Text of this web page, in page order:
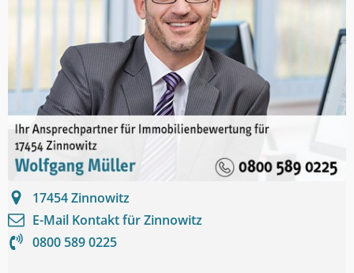
17454Zinnowitz
E-Mail Kontakt fürZinnowitz
0800 589 0225